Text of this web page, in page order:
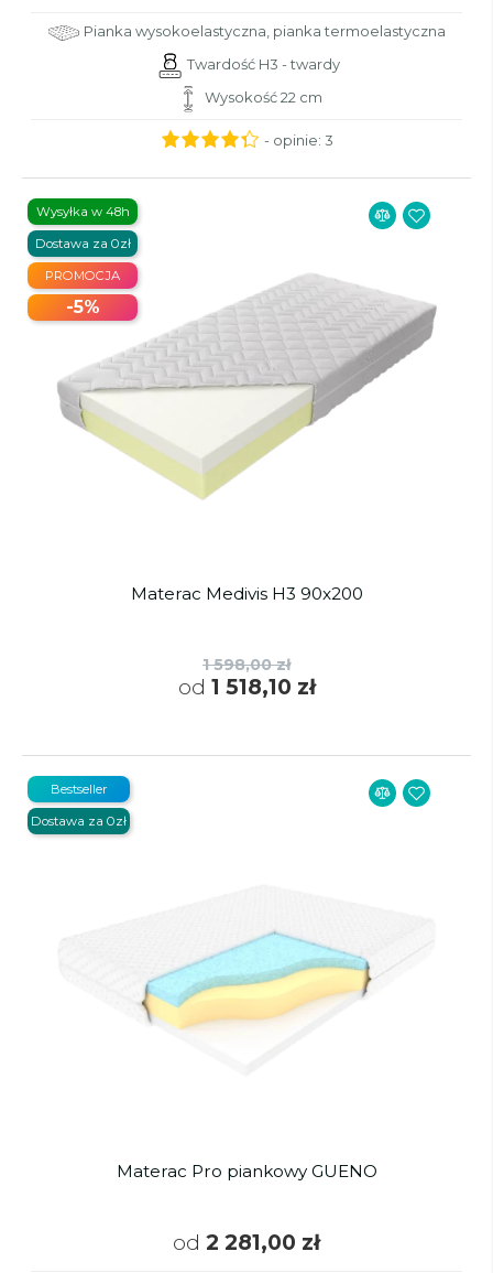
Pianka wysokoelastyczna, pianka termoelastyczna
Twardość H3 - twardy
Wysokość 22 cm
- opinie: 3
Materac Medivis H3 90x200
1 598,00 zł
od 1 518,10 zł
PROMOCJA
-5%
Wysyłka w 48h
Dostawa za 0zł
Materac Pro piankowy GUENO
od 2 281,00 zł
Bestseller
Dostawa za 0zł